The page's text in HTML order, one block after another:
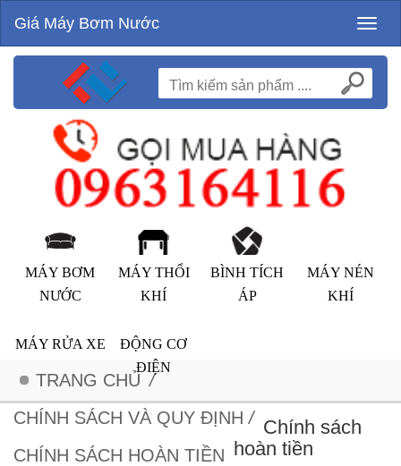
Giá Máy Bơm Nước
MÁY BƠM
NƯỚC
MÁY THỔI
KHÍ
BÌNH TÍCH
ÁP
MÁY NÉN
KHÍ
MÁY RỬA XE
ĐỘNG CƠ
ĐIỆN
TRANG CHỦ /
CHÍNH SÁCH VÀ QUY ĐỊNH /
CHÍNH SÁCH HOÀN TIỀN
Chính sách
hoàn tiền